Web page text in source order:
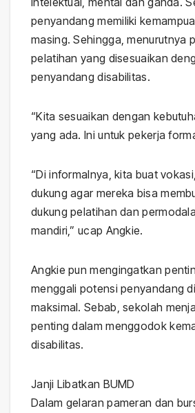
penyandang memiliki
masing. Sehingga, menurutnya
pelatihan yang disesuaikan
penyandang disabilitas.
“Kita sesuaikan dengan
yang ada. Ini untuk pekerja
“Di informalnya, kita buat
dukung agar mereka bisa
dukung pelatihan dan
mandiri,” ucap Angkie.
Angkie pun mengingatkan
menggali potensi penyandang
maksimal. Sebab, sekolah
penting dalam menggodok
disabilitas.
Janji Libatkan BUMD
Dalam gelaran pameran dan